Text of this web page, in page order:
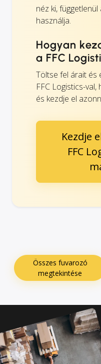
néz ki,
használja.
Hogyan
a FFC
Töltse fel árait és
FFC Logistics-
és kezdje el
Kezdje
FFC
Összes fuvarozó
megtekintése